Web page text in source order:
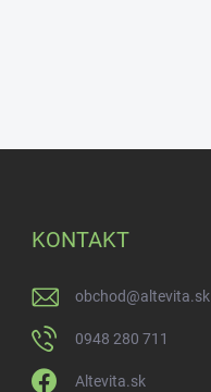
KONTAKT
obchod@altevita.sk
0948 280 711
Altevita.sk